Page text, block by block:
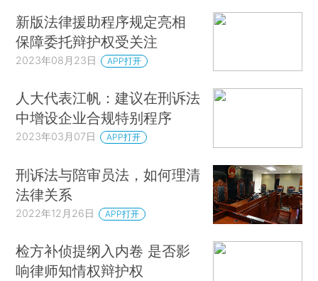
新版法律援助程序规定亮相
保障委托辩护权受关注
2023年08月23日 APP打开
人大代表江帆：建议在刑诉法
中增设企业合规特别程序
2023年03月07日 APP打开
刑诉法与陪审员法，如何理清
法律关系
2022年12月26日 APP打开
检方补侦提纲入内卷 是否影
响律师知情权辩护权